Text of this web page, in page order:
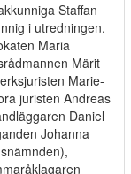
Staffan
i utredningen.
Maria
Märit
Marie-
juristen Andreas
Daniel
Johanna